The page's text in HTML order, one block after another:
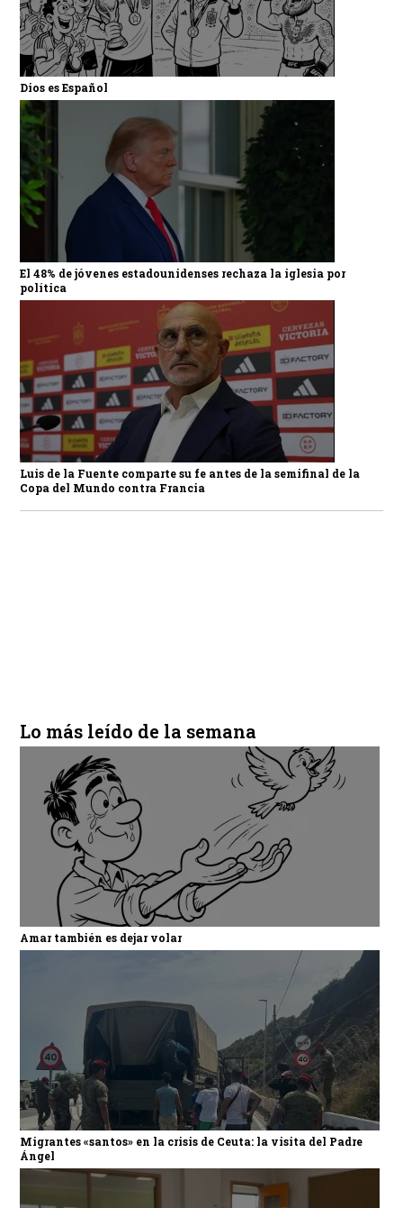
Dios es Español
El 48% de jóvenes estadounidenses rechaza la iglesia por
política
Luis de la Fuente comparte su fe antes de la semifinal de la
Copa del Mundo contra Francia
Lo más leído de la semana
Amar también es dejar volar
Migrantes «santos» en la crisis de Ceuta: la visita del Padre
Ángel